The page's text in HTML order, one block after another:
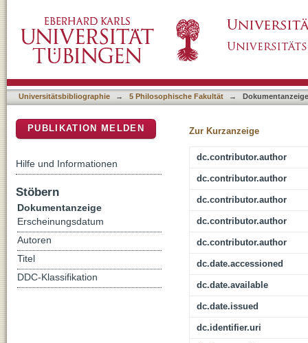
Universitätsbibliographie → 5 Philosophische Fakultät → Dokumentanzeige
Zur Kurzanzeige
dc.contributor.author
dc.contributor.author
dc.contributor.author
dc.contributor.author
dc.contributor.author
dc.date.accessioned
dc.date.available
dc.date.issued
dc.identifier.uri
PUBLIKATION MELDEN
Hilfe und Informationen
Stöbern
Dokumentanzeige
Erscheinungsdatum
Autoren
Titel
DDC-Klassifikation